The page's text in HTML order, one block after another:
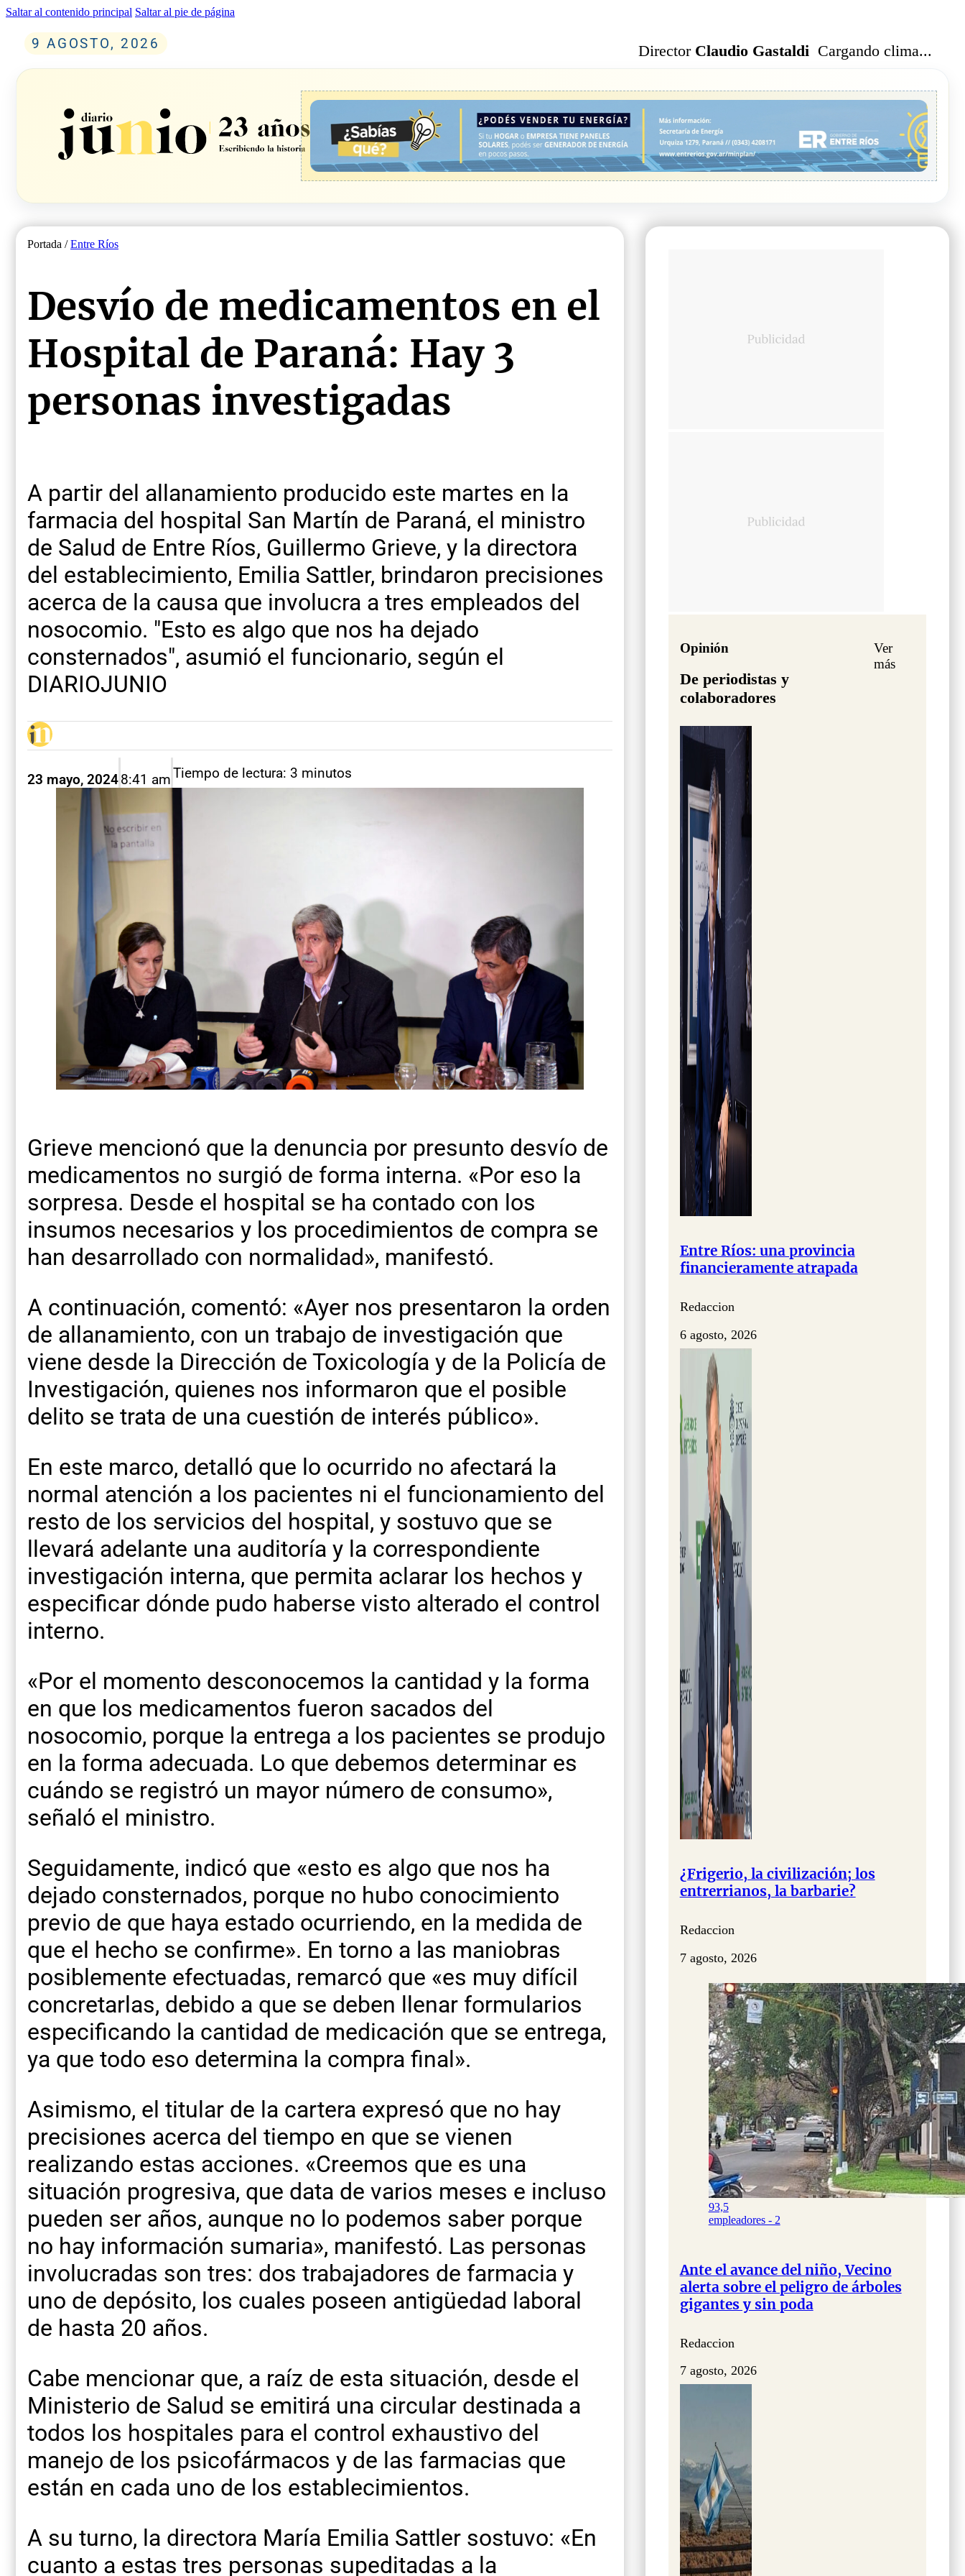
Saltar al contenido principal Saltar al pie de página
9 AGOSTO, 2026 Director Claudio Gastaldi Cargando clima...
Portada /Entre Ríos
Desvío de medicamentos en el
Hospital de Paraná: Hay 3
personas investigadas
A partir del allanamiento producido este martes en la
farmacia del hospital San Martín de Paraná, el ministro
de Salud de Entre Ríos, Guillermo Grieve, y la directora
del establecimiento, Emilia Sattler, brindaron precisiones
acerca de la causa que involucra a tres empleados del
nosocomio. "Esto es algo que nos ha dejado
consternados", asumió el funcionario, según el
DIARIOJUNIO
23 mayo, 20248:41 amTiempo de lectura: 3 minutos
Grieve mencionó que la denuncia por presunto desvío de
medicamentos no surgió de forma interna. «Por eso la
sorpresa. Desde el hospital se ha contado con los
insumos necesarios y los procedimientos de compra se
han desarrollado con normalidad», manifestó.
A continuación, comentó: «Ayer nos presentaron la orden
de allanamiento, con un trabajo de investigación que
viene desde la Dirección de Toxicología y de la Policía de
Investigación, quienes nos informaron que el posible
delito se trata de una cuestión de interés público».
En este marco, detalló que lo ocurrido no afectará la
normal atención a los pacientes ni el funcionamiento del
resto de los servicios del hospital, y sostuvo que se
llevará adelante una auditoría y la correspondiente
investigación interna, que permita aclarar los hechos y
especificar dónde pudo haberse visto alterado el control
interno.
«Por el momento desconocemos la cantidad y la forma
en que los medicamentos fueron sacados del
nosocomio, porque la entrega a los pacientes se produjo
en la forma adecuada. Lo que debemos determinar es
cuándo se registró un mayor número de consumo»,
señaló el ministro.
Seguidamente, indicó que «esto es algo que nos ha
dejado consternados, porque no hubo conocimiento
previo de que haya estado ocurriendo, en la medida de
que el hecho se confirme». En torno a las maniobras
posiblemente efectuadas, remarcó que «es muy difícil
concretarlas, debido a que se deben llenar formularios
especificando la cantidad de medicación que se entrega,
ya que todo eso determina la compra final».
Asimismo, el titular de la cartera expresó que no hay
precisiones acerca del tiempo en que se vienen
realizando estas acciones. «Creemos que es una
situación progresiva, que data de varios meses e incluso
pueden ser años, aunque no lo podemos saber porque
no hay información sumaria», manifestó. Las personas
involucradas son tres: dos trabajadores de farmacia y
uno de depósito, los cuales poseen antigüedad laboral
de hasta 20 años.
Cabe mencionar que, a raíz de esta situación, desde el
Ministerio de Salud se emitirá una circular destinada a
todos los hospitales para el control exhaustivo del
manejo de los psicofármacos y de las farmacias que
están en cada uno de los establecimientos.
A su turno, la directora María Emilia Sattler sostuvo: «En
cuanto a estas tres personas supeditadas a la
Opinión
De periodistas y
colaboradores
Ver
más
Entre Ríos: una provincia
financieramente atrapada
Redaccion
6 agosto, 2026
¿Frigerio, la civilización; los
entrerrianos, la barbarie?
Redaccion
7 agosto, 2026
93,5
empleadores - 2
Ante el avance del niño, Vecino
alerta sobre el peligro de árboles
gigantes y sin poda
Redaccion
7 agosto, 2026